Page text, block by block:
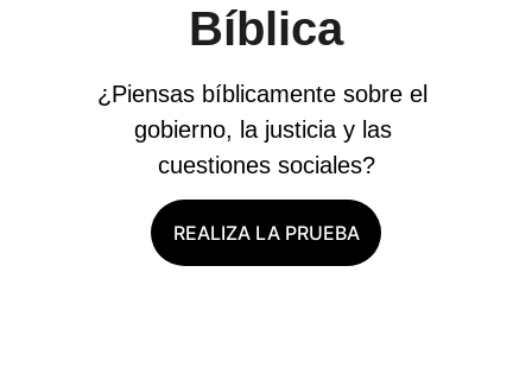
Bíblica
¿Piensas bíblicamente sobre el
gobierno, la justicia y las
cuestiones sociales?
REALIZA LA PRUEBA